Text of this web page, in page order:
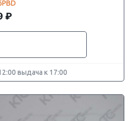
₽
выдача к 17:00